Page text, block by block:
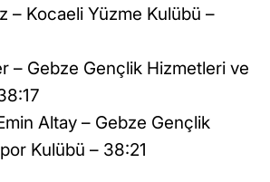
– Kocaeli Yüzme Kulübü –
– Gebze Gençlik Hizmetleri ve
Altay – Gebze Gençlik
Kulübü – 38:21